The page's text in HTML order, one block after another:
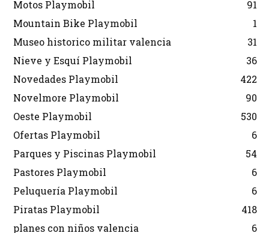
Motos Playmobil
91
Mountain Bike Playmobil
1
Museo historico militar valencia
31
Nieve y Esquí Playmobil
36
Novedades Playmobil
422
Novelmore Playmobil
90
Oeste Playmobil
530
Ofertas Playmobil
6
Parques y Piscinas Playmobil
54
Pastores Playmobil
6
Peluquería Playmobil
6
Piratas Playmobil
418
planes con niños valencia
6